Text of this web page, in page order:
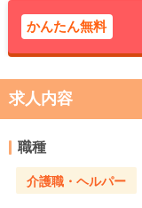
かんたん無料
求人内容
職種
介護職・ヘルパー